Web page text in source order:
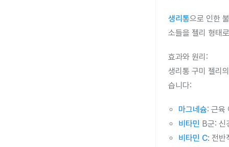
생리통으로 인한
소들을 젤리 형태
효과와 원리:
생리통 구미 젤리
습니다:
마그네슘: 근육
비타민 B군: 신
비타민 C: 전반